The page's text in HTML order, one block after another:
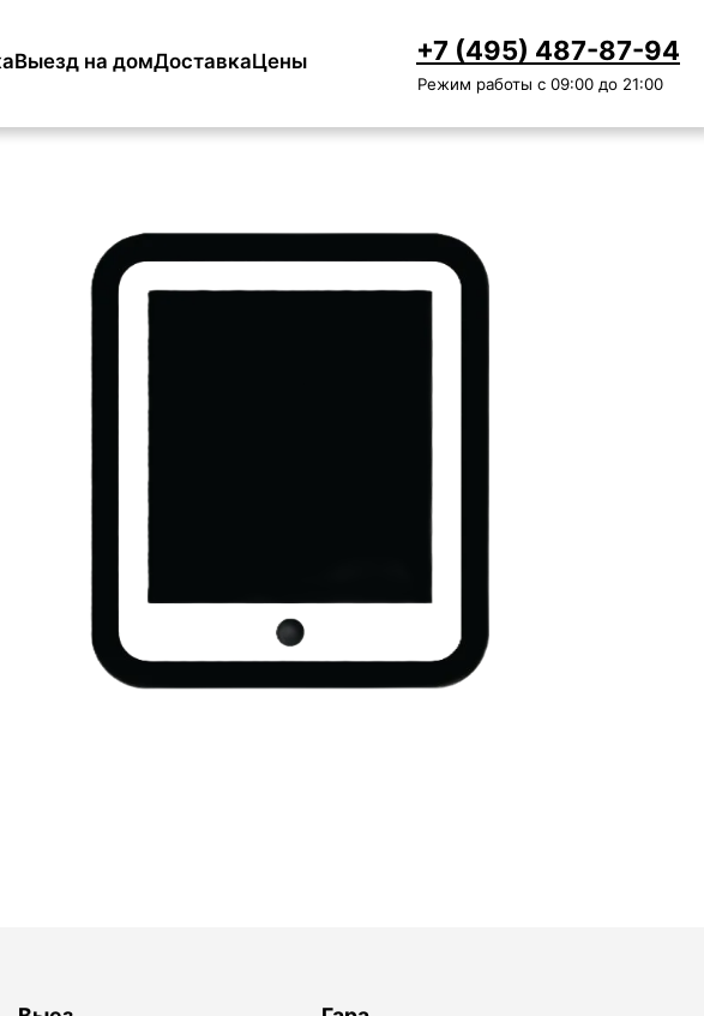
Выезд на домДоставкаЦены +7 (495) 487-87-94
Режим работы с 09:00 до 21:00